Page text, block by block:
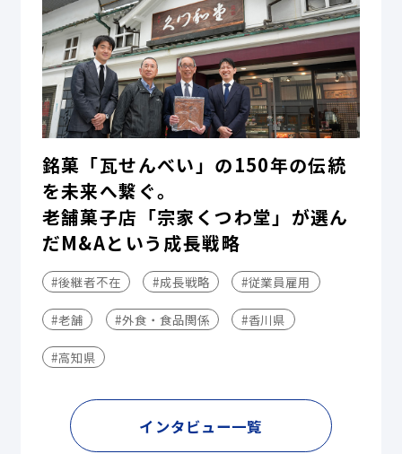
銘菓「瓦せんべい」の150年の伝統
を未来へ繋ぐ。
老舗菓子店「宗家くつわ堂」が選ん
だM&Aという成長戦略
#後継者不在 #成長戦略 #従業員雇用
#老舗 #外食・食品関係 #香川県
#高知県
インタビュー一覧